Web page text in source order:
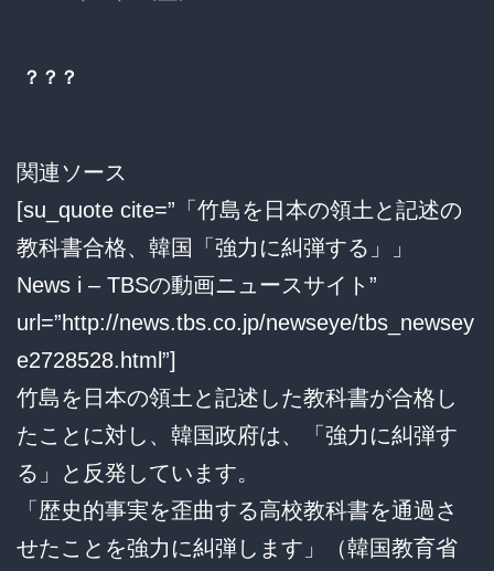
？？？
関連ソース
[su_quote cite=”「竹島を日本の領土と記述の
教科書合格、韓国「強力に糾弾する」」
News i – TBSの動画ニュースサイト”
url=”http://news.tbs.co.jp/newseye/tbs_newsey
e2728528.html”]
竹島を日本の領土と記述した教科書が合格し
たことに対し、韓国政府は、「強力に糾弾す
る」と反発しています。
「歴史的事実を歪曲する高校教科書を通過さ
せたことを強力に糾弾します」（韓国教育省